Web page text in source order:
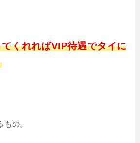
くれればVIP待遇でタイに
の。